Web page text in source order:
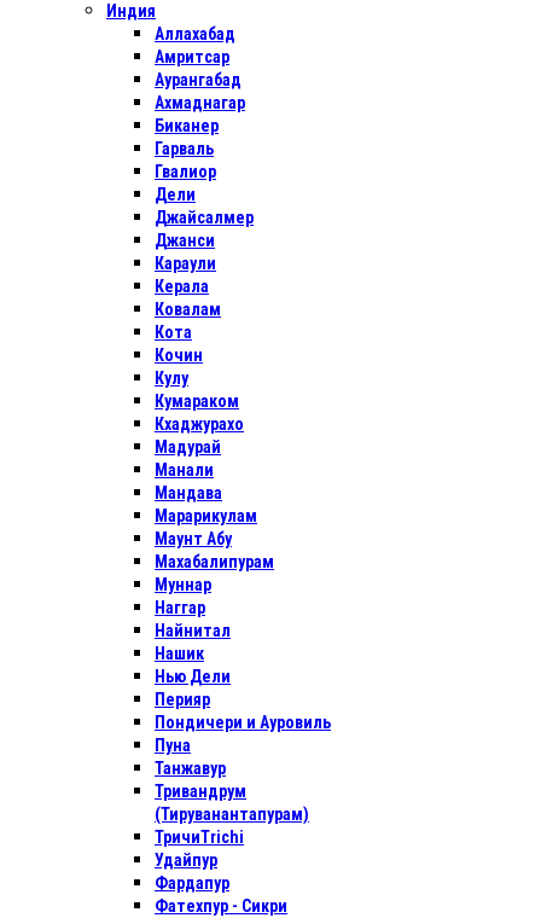
Индия
Аллахабад
Амритсар
Аурангабад
Ахмаднагар
Биканер
Гарваль
Гвалиор
Дели
Джайсалмер
Джанси
Караули
Керала
Ковалам
Кота
Кочин
Кулу
Кумараком
Кхаджурахо
Мадурай
Манали
Мандава
Марарикулам
Маунт Абу
Махабалипурам
Муннар
Наггар
Найнитал
Нашик
Нью Дели
Перияр
Пондичери и Ауровиль
Пуна
Танжавур
Тривандрум
(Тируванантапурам)
ТричиTrichi
Удайпур
Фардапур
Фатехпур - Сикри